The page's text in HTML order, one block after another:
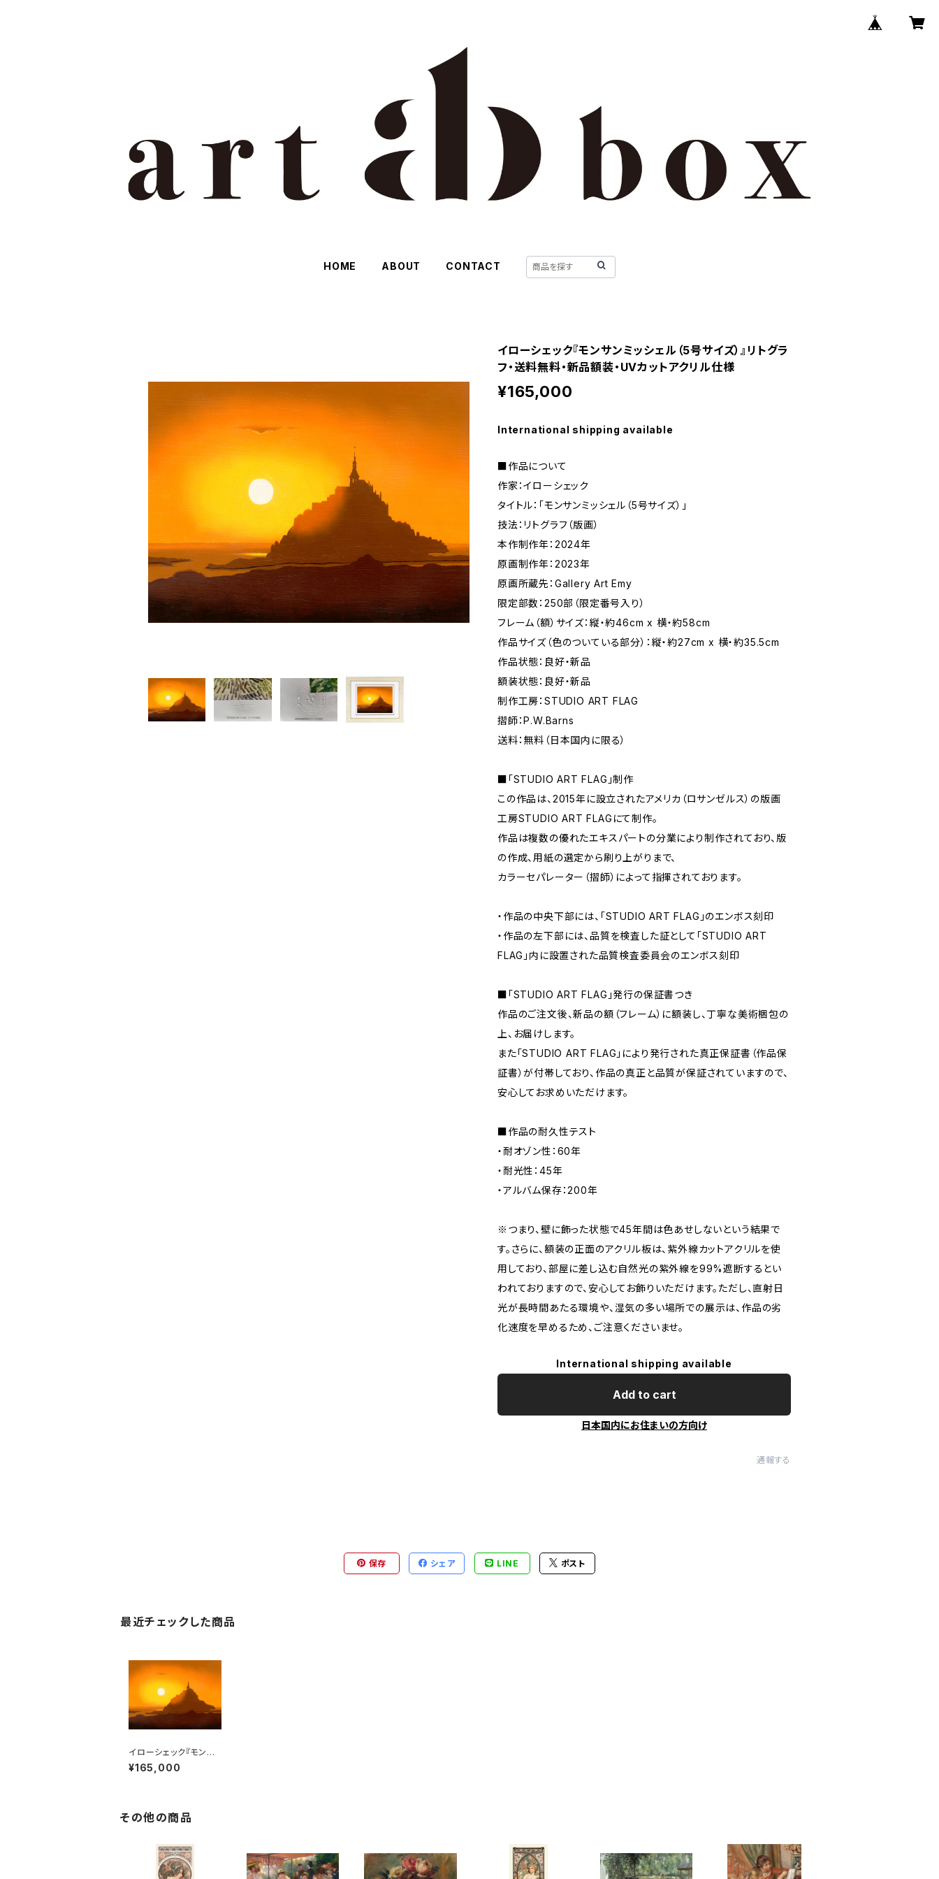
HOME ABOUT CONTACT
イローシェック『モンサンミッシェル（5号サイズ）』リトグラ
フ・送料無料・新品額装・UVカットアクリル仕様
¥165,000
International shipping available
■作品について
作家：イローシェック
タイトル：「モンサンミッシェル（5号サイズ）」
技法：リトグラフ（版画）
本作制作年：2024年
原画制作年：2023年
原画所蔵先：Gallery Art Emy
限定部数：250部（限定番号入り）
フレーム（額）サイズ：縦・約46cm x 横・約58cm
作品サイズ（色のついている部分）：縦・約27cm x 横・約35.5cm
作品状態：良好・新品
額装状態：良好・新品
制作工房：STUDIO ART FLAG
摺師：P.W.Barns
送料：無料（日本国内に限る）
■「STUDIO ART FLAG」制作
この作品は、2015年に設立されたアメリカ（ロサンゼルス）の版画
工房STUDIO ART FLAGにて制作。
作品は複数の優れたエキスパートの分業により制作されており、版
の作成、用紙の選定から刷り上がりまで、
カラーセパレーター（摺師）によって指揮されております。
・作品の中央下部には、「STUDIO ART FLAG」のエンボス刻印
・作品の左下部には、品質を検査した証として「STUDIO ART
FLAG」内に設置された品質検査委員会のエンボス刻印
■「STUDIO ART FLAG」発行の保証書つき
作品のご注文後、新品の額（フレーム）に額装し、丁寧な美術梱包の
上、お届けします。
また「STUDIO ART FLAG」により発行された真正保証書（作品保
証書）が付帯しており、作品の真正と品質が保証されていますので、
安心してお求めいただけます。
■作品の耐久性テスト
・耐オゾン性：60年
・耐光性：45年
・アルバム保存：200年
※つまり、壁に飾った状態で45年間は色あせしないという結果で
す。さらに、額装の正面のアクリル板は、紫外線カットアクリルを使
用しており、部屋に差し込む自然光の紫外線を99%遮断するとい
われておりますので、安心してお飾りいただけます。ただし、直射日
光が長時間あたる環境や、湿気の多い場所での展示は、作品の劣
化速度を早めるため、ご注意くださいませ。
International shipping available
Add to cart
日本国内にお住まいの方向け
通報する
保存 シェア LINE ポスト
最近チェックした商品
イローシェック『モンサ
ンミッシェル（5号サイ
ズ）』リトグラフ・送料無
¥165,000
その他の商品